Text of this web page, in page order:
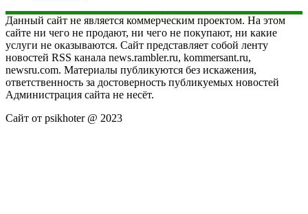
Данный сайт не является коммерческим проектом. На этом
сайте ни чего не продают, ни чего не покупают, ни какие
услуги не оказываются. Сайт представляет собой ленту
новостей RSS канала news.rambler.ru, kommersant.ru,
newsru.com. Материалы публикуются без искажения,
ответственность за достоверность публикуемых новостей
Администрация сайта не несёт.
Сайт от psikhoter @ 2023